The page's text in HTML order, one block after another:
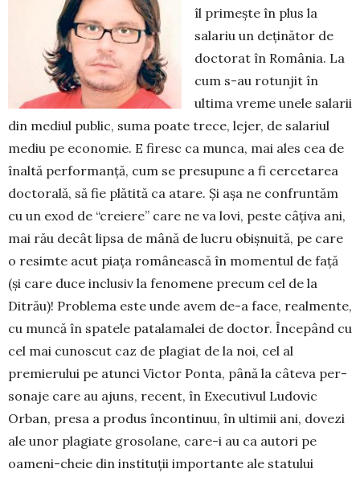
îl primește în plus la
salariu un deținător de
doctorat în România. La
cum s-au rotunjit în
ultima vreme unele salarii
din mediul public, su­ma poate trece, lejer, de salariul
mediu pe economie. E firesc ca munca, mai ales cea de
înaltă perfor­manță, cum se presupune a fi cercetarea
doctorală, să fie plătită ca atare. Și așa ne con­fruntăm
cu un exod de “cre­iere” care ne va lovi, peste câțiva ani,
mai rău decât lipsa de mână de lucru obișnuită, pe care
o resimte acut piața românească în momentul de față
(și care duce inclusiv la fenomene precum cel de la
Ditrău)! Pro­blema este unde avem de-a face, real­mente,
cu muncă în spatele patalamalei de doctor. Începând cu
cel mai cunoscut caz de plagiat de la noi, cel al
premierului pe atunci Victor Ponta, până la câteva per­
sonaje care au ajuns, recent, în Executivul Ludovic
Orban, presa a produs încontinuu, în ultimii ani, dovezi
ale unor plagiate gro­solane, care-i au ca autori pe
oameni-cheie din instituții importante ale statului